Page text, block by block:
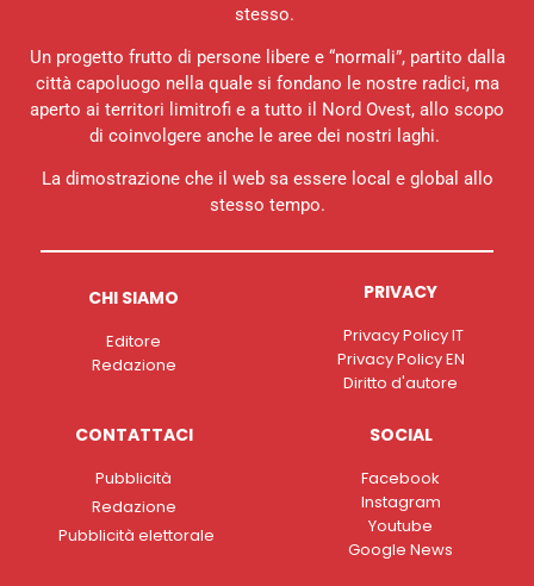
stesso.
Un progetto frutto di persone libere e “normali”, partito dalla
città capoluogo nella quale si fondano le nostre radici, ma
aperto ai territori limitrofi e a tutto il Nord Ovest, allo scopo
di coinvolgere anche le aree dei nostri laghi.
La dimostrazione che il web sa essere local e global allo
stesso tempo.
CHI SIAMO
Editore
Redazione
PRIVACY
Privacy Policy IT
Privacy Policy EN
Diritto d'autore
CONTATTACI
Pubblicità
Redazione
Pubblicità elettorale
SOCIAL
Facebook
Instagram
Youtube
Google News